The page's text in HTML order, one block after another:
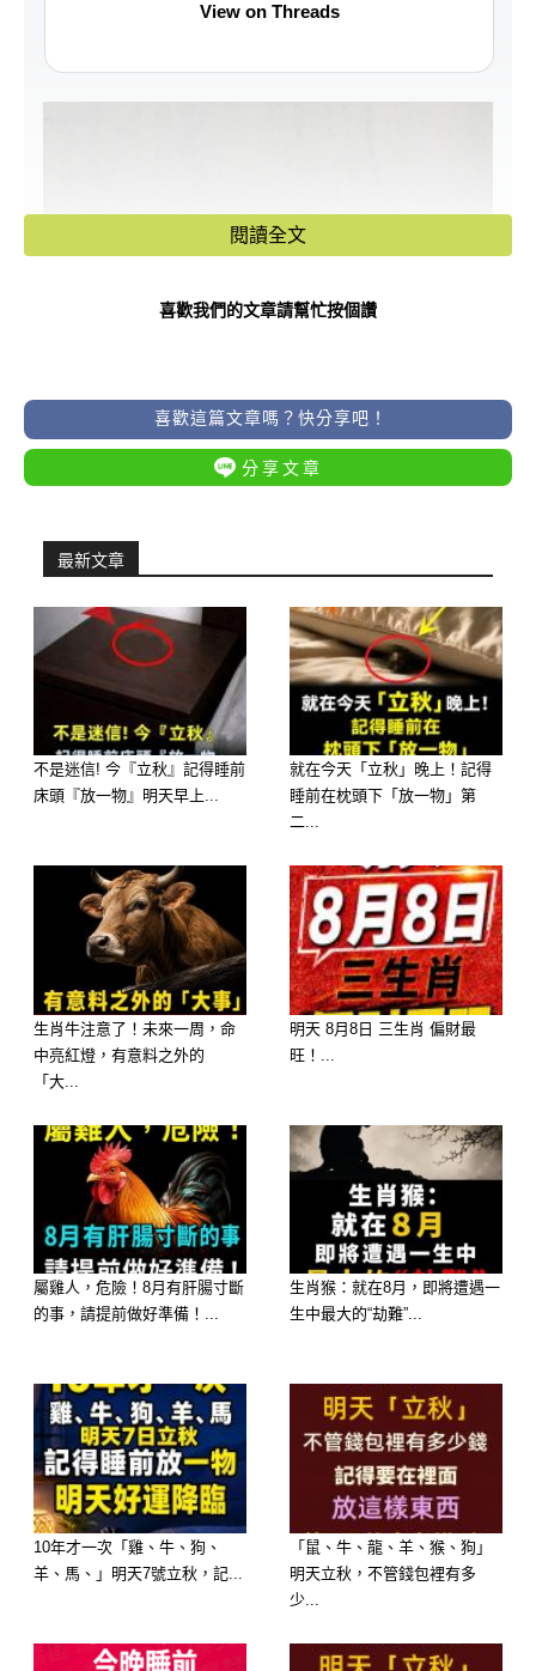
View on Threads
對一個媽媽來說，孩子不管幾歲、哪裡
最近 Threads 上有一則故事，讓無數
網友看到直接哭出來。
閱讀全文
喜歡我們的文章請幫忙按個讚
喜歡這篇文章嗎？快分享吧！
分享文章
最新文章
不是迷信! 今『立秋』記得睡前
床頭『放一物』明天早上...
就在今天「立秋」晚上！記得
睡前在枕頭下「放一物」第
二...
生肖牛注意了！未來一周，命
中亮紅燈，有意料之外的
「大...
明天 8月8日 三生肖 偏財最
旺！...
屬雞人，危險！8月有肝腸寸斷
的事，請提前做好準備！...
生肖猴：就在8月，即將遭遇一
生中最大的“劫難”...
10年才一次「雞、牛、狗、
羊、馬、」明天7號立秋，記...
「鼠、牛、龍、羊、猴、狗」
明天立秋，不管錢包裡有多
少...